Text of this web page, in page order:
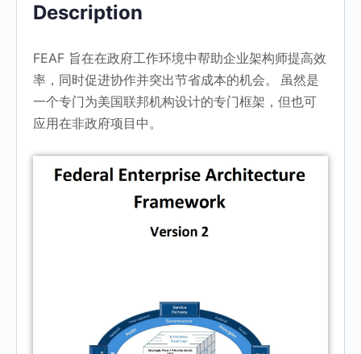
Description
FEAF 旨在在政府工作环境中帮助企业架构师提高效
率，同时促进协作并突出节省成本的机会。 虽然是
一个专门为美国联邦机构设计的专门框架，但也可
应用在非政府项目中。